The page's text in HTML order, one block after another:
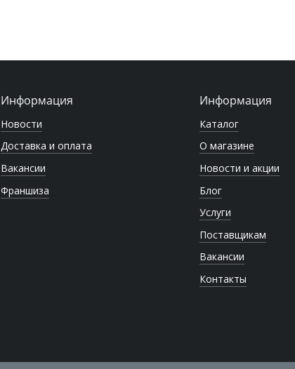
Информация
Новости
Доставка и оплата
Вакансии
Франшиза
Информация
Каталог
О магазине
Новости и акции
Блог
Услуги
Поставщикам
Вакансии
Контакты